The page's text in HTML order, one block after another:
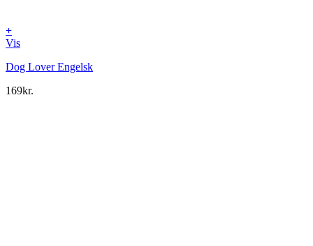
+
Vis
Dog Lover Engelsk
169kr.